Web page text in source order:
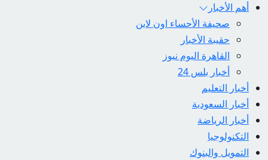
أهم الأخبار
صحيفة الأحساء اون لاين
حقيبة الأخبار
القاهرة اليوم نيوز
أخبار بلس 24
أخبار التعليم
أخبار السعودية
أخبار الرياضة
التكنولوجيا
التمويل والبنوك